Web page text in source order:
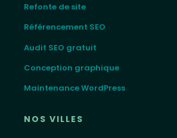
Refonte de site
Référencement SEO
Audit SEO gratuit
Conception graphique
Maintenance WordPress
NOS VILLES